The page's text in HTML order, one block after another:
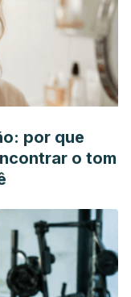
por que
o tom